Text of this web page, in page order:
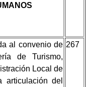
al convenio de
de Turismo,
Local de
articulación del
267